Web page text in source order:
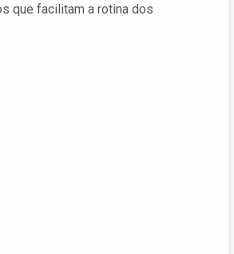
que facilitam a rotina dos